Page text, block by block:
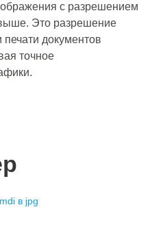
с разрешением
Это разрешение
документов
точное
mdi в jpg